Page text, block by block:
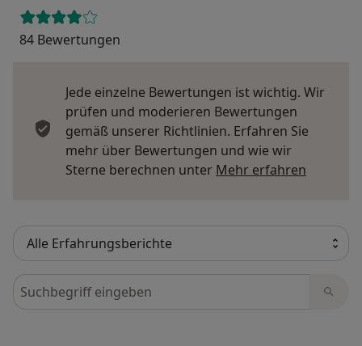
84 Bewertungen
Jede einzelne Bewertungen ist wichtig. Wir
prüfen und moderieren Bewertungen
gemäß unserer Richtlinien. Erfahren Sie
mehr über Bewertungen und wie wir
Sterne berechnen unter Mehr erfahren
Bewertungen durchsuchen